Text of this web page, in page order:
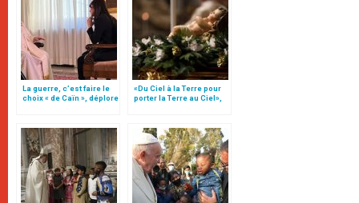
La guerre, c’est faire le
choix « de Caïn », déplore
«Du Ciel à la Terre pour
porter la Terre au Ciel»,